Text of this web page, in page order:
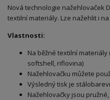
Nová technologie nažehlovaček
textilní materiály. Lze nažehlit i
Vlastnosti:
Na běžné textilní
softshell, riflovina)
Nažehlovačku můžete
Výsledný tisk je
Nažehlovačky jsou